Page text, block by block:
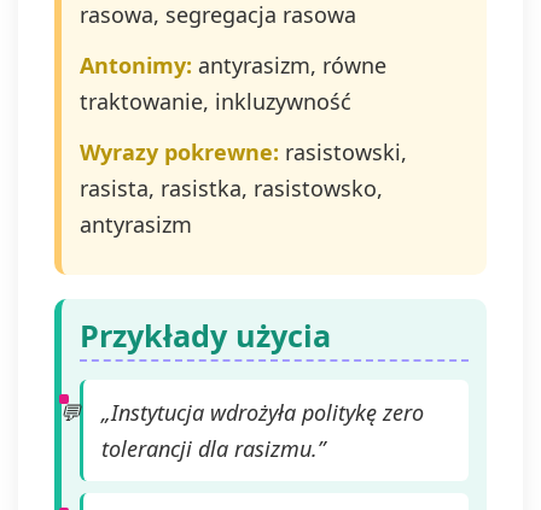
Administratorem na
admin@dyktanda.pl
lub naciśniecie
się" znajdującego
wiadomościach e-
mail od nas.
rasowa, segregacja rasowa
Antonimy: antyrasizm, równe
traktowanie, inkluzywność
Wyrazy pokrewne: rasistowski,
rasista, rasistka, rasistowsko,
antyrasizm
Przykłady użycia
„Instytucja wdrożyła politykę zero
tolerancji dla rasizmu.”